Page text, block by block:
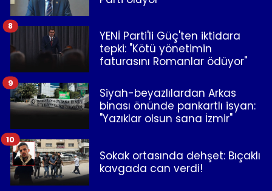
YENİ Parti'li Güç'ten iktidara
tepki: "Kötü yönetimin
faturasını Romanlar ödüyor"
8
Siyah-beyazlılardan Arkas
binası önünde pankartlı isyan:
"Yazıklar olsun sana İzmir"
9
Sokak ortasında dehşet: Bıçaklı
kavgada can verdi!
10